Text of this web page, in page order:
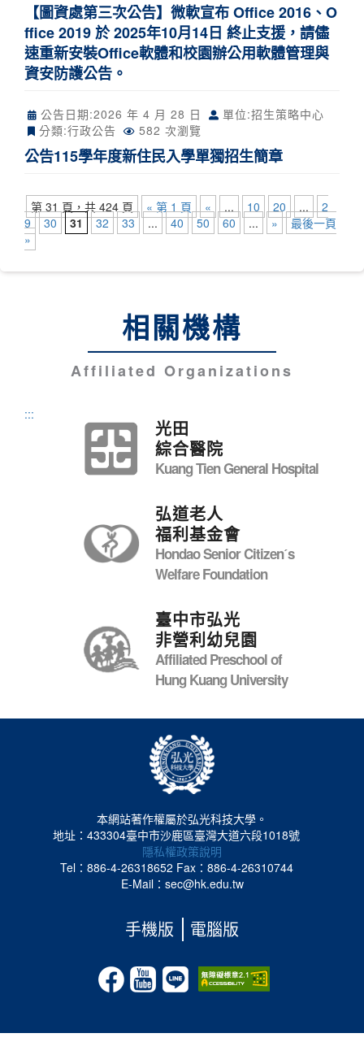
【圖資處第三次公告】微軟宣布 Office 2016、O
ffice 2019 於 2025年10月14日 終止支援，請儘
速重新安裝Office軟體和校園辦公用軟體管理與
資安防護公告。
公告日期:2026 年 4 月 28 日
單位:招生策略中心
分類:行政公告 582 次瀏覽
公告115學年度新住民入學單獨招生簡章
第 31 頁，共 424 頁 « 第 1 頁 « ... 10 20 ...
2
9
30 31 32 33 ... 40 50 60 ... »
最後一頁
»
相關機構
Affiliated Organizations
:::
光田
綜合醫院
Kuang Tien General Hospital
弘道老人
福利基金會
Hondao Senior Citizenˊs
Welfare Foundation
臺中市弘光
非營利幼兒園
Affiliated Preschool of
Hung Kuang University
本網站著作權屬於弘光科技大學。
地址：433304臺中市沙鹿區臺灣大道六段1018號
隱私權政策說明
Tel：886-4-26318652 Fax：886-4-26310744
E-Mail：sec@hk.edu.tw
手機版 電腦版